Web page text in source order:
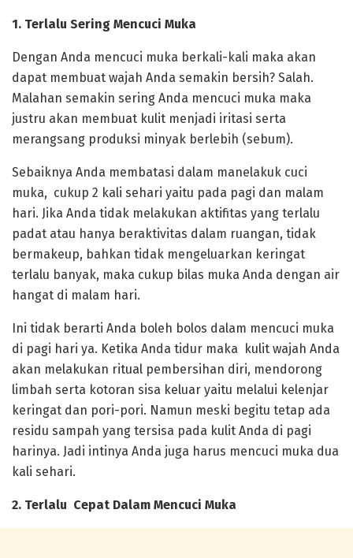
1. Terlalu Sering Mencuci Muka
Dengan Anda mencuci muka berkali-kali maka akan
dapat membuat wajah Anda semakin bersih? Salah.
Malahan semakin sering Anda mencuci muka maka
justru akan membuat kulit menjadi iritasi serta
merangsang produksi minyak berlebih (sebum).
Sebaiknya Anda membatasi dalam manelakuk cuci
muka, cukup 2 kali sehari yaitu pada pagi dan malam
hari. Jika Anda tidak melakukan aktifitas yang terlalu
padat atau hanya beraktivitas dalam ruangan, tidak
bermakeup, bahkan tidak mengeluarkan keringat
terlalu banyak, maka cukup bilas muka Anda dengan air
hangat di malam hari.
Ini tidak berarti Anda boleh bolos dalam mencuci muka
di pagi hari ya. Ketika Anda tidur maka kulit wajah Anda
akan melakukan ritual pembersihan diri, mendorong
limbah serta kotoran sisa keluar yaitu melalui kelenjar
keringat dan pori-pori. Namun meski begitu tetap ada
residu sampah yang tersisa pada kulit Anda di pagi
harinya. Jadi intinya Anda juga harus mencuci muka dua
kali sehari.
2. Terlalu Cepat Dalam Mencuci Muka